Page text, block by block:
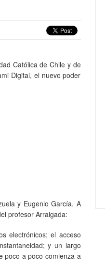
Católica de Chile y de
Digital, el nuevo poder
y Eugenio García. A
profesor Arraigada:
electrónicos; el acceso
y un largo
poco a poco comienza a